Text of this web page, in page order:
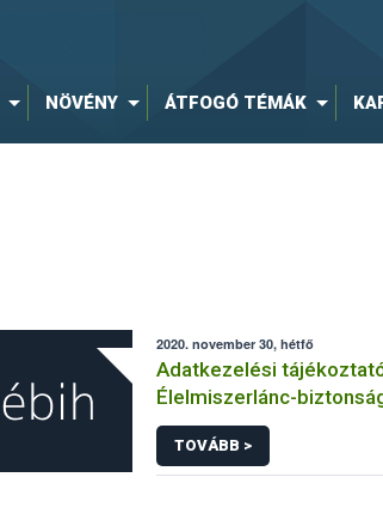
NÖVÉNY ÁTFOGÓ TÉMÁK
2020. november 30, hétfő
Adatkezelési
Élelmiszerlánc-
hírlevelére történő
kapcsolódó
vonatkozásában
TOVÁBB >